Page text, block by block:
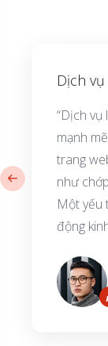
Dịch
“Dịch
mạnh
trang
như
Một yếu
động